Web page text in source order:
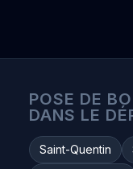
POSE DE
DANS LE
Saint-Quentin